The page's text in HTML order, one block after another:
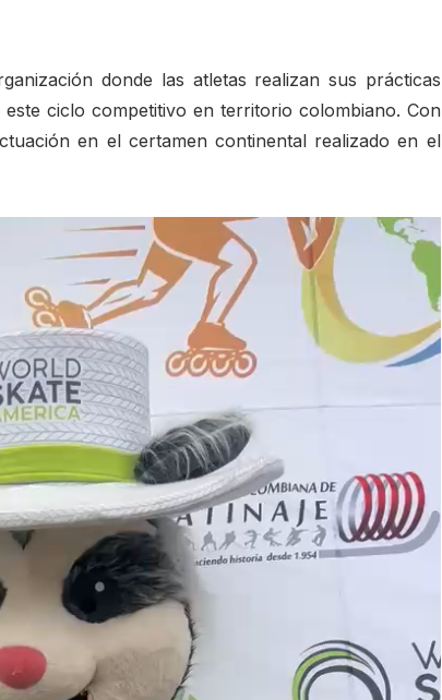
donde las atletas realizan sus prácticas
ciclo competitivo en territorio colombiano. Con
en el certamen continental realizado en el